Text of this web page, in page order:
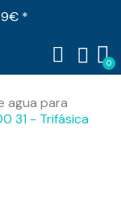
*
agua para
31 - Trifásica